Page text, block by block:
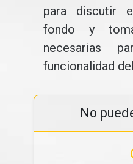
para discutir
fondo y
necesarias
funcionalidad
No